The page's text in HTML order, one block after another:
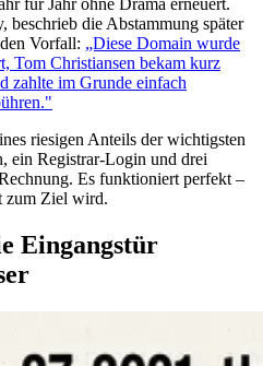
für Jahr ohne Drama erneuert.
beschrieb die Abstammung später
Vorfall: „Diese Domain wurde
Tom Christiansen bekam kurz
zahlte im Grunde einfach
riesigen Anteils der wichtigsten
ein Registrar-Login und drei
Es funktioniert perfekt –
zum Ziel wird.
Eingangstür